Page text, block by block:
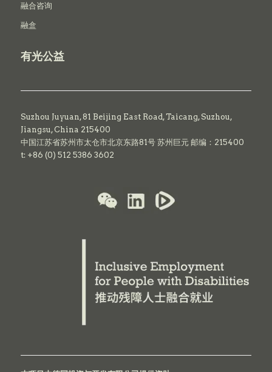
融合咨询
融盒
有光公益
Suzhou Juyuan, 81 Beijing East Road,Taicang,Suzhou,
Jiangsu, China 215400
中国江苏省苏州市太仓市北京东路81号 苏州巨元 邮编：215400
t: +86 (0) 512 5386 3602